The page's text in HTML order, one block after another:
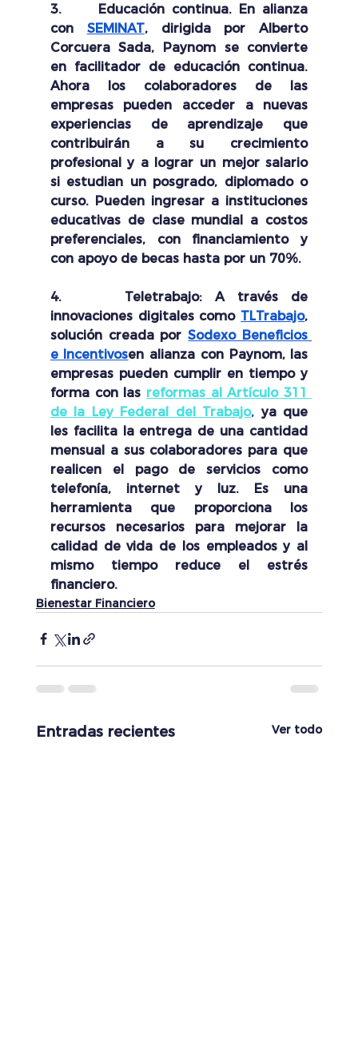
3. Educación continua. En alianza
con SEMINAT, dirigida por Alberto
Corcuera Sada, Paynom se convierte
en facilitador de educación continua.
Ahora los colaboradores de las
empresas pueden acceder a nuevas
experiencias de aprendizaje que
contribuirán a su crecimiento
profesional y a lograr un mejor salario
si estudian un posgrado, diplomado o
curso. Pueden ingresar a instituciones
educativas de clase mundial a costos
preferenciales, con financiamiento y
con apoyo de becas hasta por un 70%.
4. Teletrabajo: A través de
innovaciones digitales como TLTrabajo,
solución creada por Sodexo Beneficios
e Incentivosen alianza con Paynom, las
empresas pueden cumplir en tiempo y
forma con las reformas al Artículo 311
de la Ley Federal del Trabajo, ya que
les facilita la entrega de una cantidad
mensual a sus colaboradores para que
realicen el pago de servicios como
telefonía, internet y luz. Es una
herramienta que proporciona los
recursos necesarios para mejorar la
calidad de vida de los empleados y al
mismo tiempo reduce el estrés
financiero.
Bienestar Financiero
Entradas recientes Ver todo